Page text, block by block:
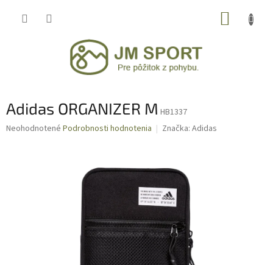
Adidas ORGANIZER M HB1337
Priemerné
Neohodnotené Podrobnosti hodnotenia Značka: Adidas